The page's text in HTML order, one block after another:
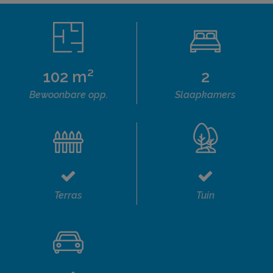
102 m²
Bewoonbare opp.
2
Slaapkamers
Terras Tuin